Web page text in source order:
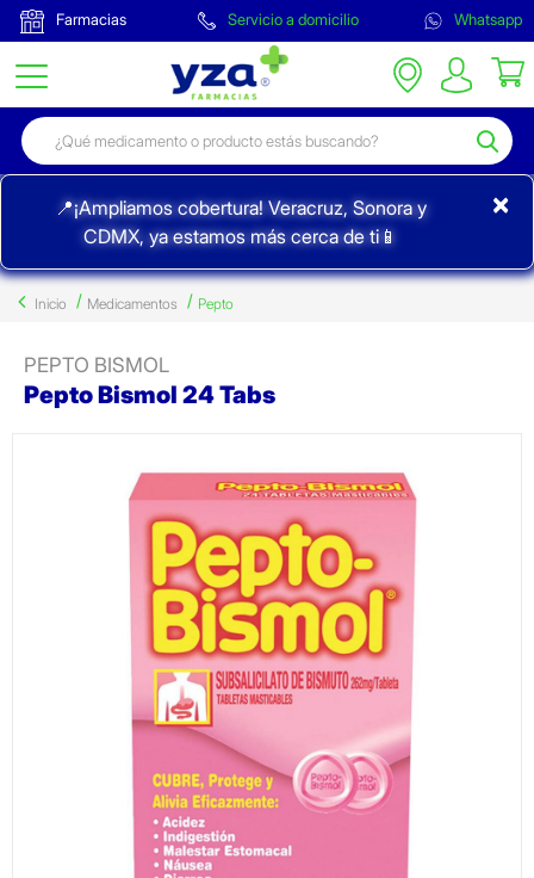
Farmacias Servicio a domicilio Whatsapp
📍¡Ampliamos cobertura! Veracruz, Sonora y
CDMX, ya estamos más cerca de ti📱
×
Inicio Medicamentos Pepto
PEPTO BISMOL
Pepto Bismol 24 Tabs